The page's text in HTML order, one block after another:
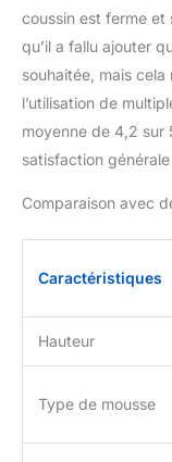
coussin est ferme et
qu’il a fallu ajouter
souhaitée, mais
l’utilisation de
moyenne de 4,2 sur
satisfaction
Comparaison avec
Caractéristiques
Hauteur
Type de mousse